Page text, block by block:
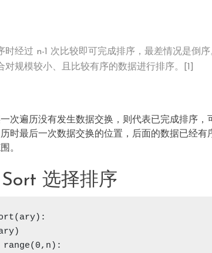
时经过 n-1 次比较即可完成排序，最差情况是倒
对规模较小、且比较有序的数据进行排序。[1]
次遍历没有发生数据交换，则代表已完成排序，
时最后一次数据交换的位置，后面的数据已经有
。
选择排序